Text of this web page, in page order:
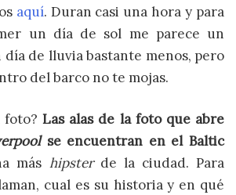
aquí. Duran casi una hora y para
un día de sol me parece un
día de lluvia bastante menos, pero
del barco no te mojas.
foto? Las alas de la foto que abre
se encuentran en el Baltic
más hipsterde la ciudad. Para
cual es su historia y en qué